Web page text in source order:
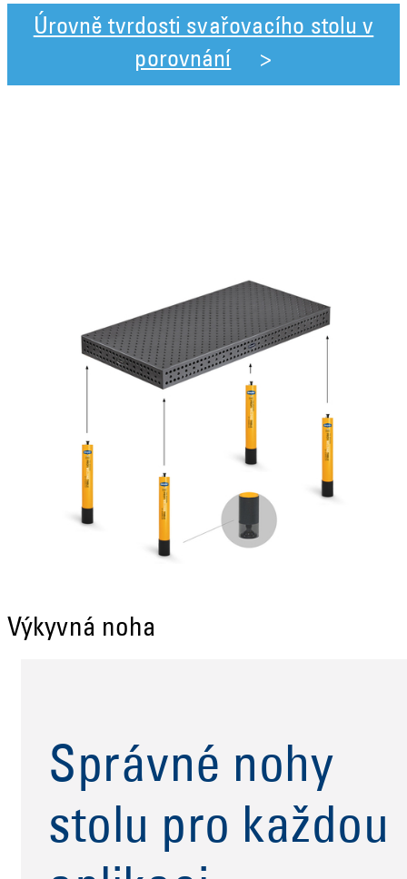
Úrovně tvrdosti svařovacího stolu v
porovnání
Výkyvná noha
Správné nohy
stolu pro každou